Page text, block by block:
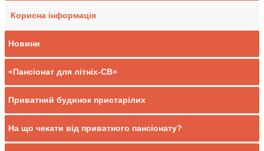
Корисна інформація
Новини
«Пансіонат для літніх-СВ»
Приватний будинок пристарілих
На що чекати від приватного пансіонату?